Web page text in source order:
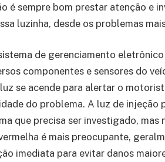
é sempre bom prestar atenção e
luzinha, desde os problemas
de gerenciamento
componentes e sensores do
se acende para alertar o
do problema. A luz de injeção
que precisa ser investigado, mas
é mais preocupante,
imediata para evitar danos